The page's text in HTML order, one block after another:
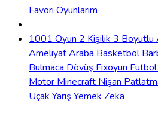
Favori Oyunlarım
1001 Oyun 2 Kişilik 3 Boyutlu
AmeliyatAraba Basketbol
Bulmaca Dövüş Fixoyun Futbol
Motor Minecraft Nişan
Uçak Yarış Yemek Zeka